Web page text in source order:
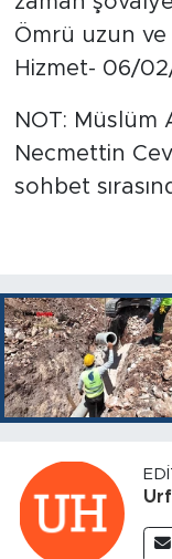
Ömrü uzun ve
Hizmet- 06/
NOT: Müslüm
Necmettin
sohbet